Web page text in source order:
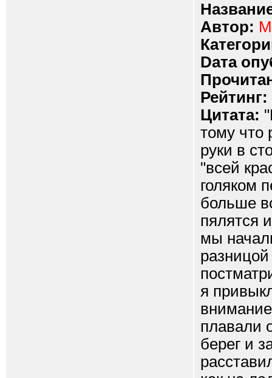
Автор:
Dата
Рейтинг:
Цитата:
тому что
руки в
"всей
голяком
больше
пялятся
мы
я
плавали
берег и